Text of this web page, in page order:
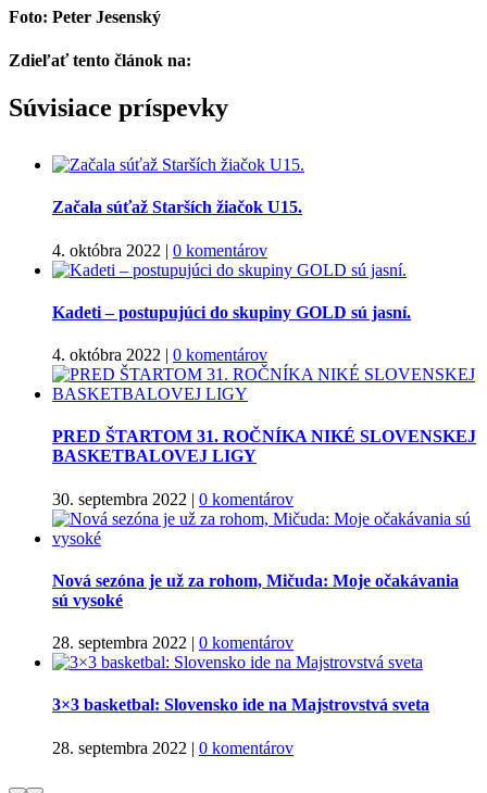
Foto: Peter Jesenský
Zdieľať tento článok na:
Facebook
Twitter
Súvisiace príspevky
Začala súťaž Starších žiačok U15.
4. októbra 2022 | 0 komentárov
Kadeti – postupujúci do skupiny GOLD sú jasní.
4. októbra 2022 | 0 komentárov
PRED ŠTARTOM 31. ROČNÍKA NIKÉ SLOVENSKEJ
BASKETBALOVEJ LIGY
30. septembra 2022 | 0 komentárov
Nová sezóna je už za rohom, Mičuda: Moje očakávania
sú vysoké
28. septembra 2022 | 0 komentárov
3×3 basketbal: Slovensko ide na Majstrovstvá sveta
28. septembra 2022 | 0 komentárov